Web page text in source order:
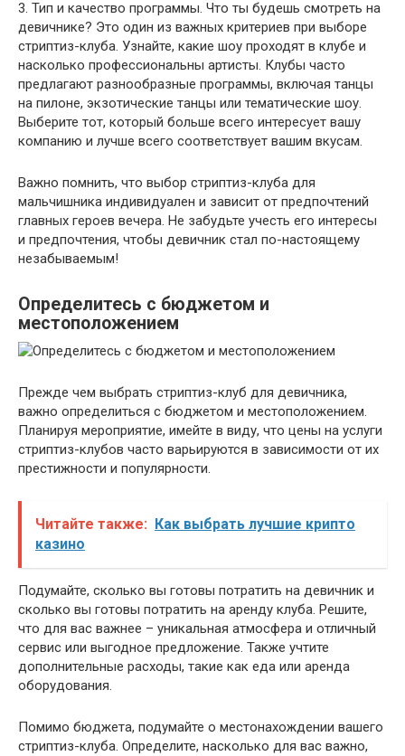
3. Тип и качество программы. Что ты будешь смотреть на
девичнике? Это один из важных критериев при выборе
стриптиз-клуба. Узнайте, какие шоу проходят в клубе и
насколько профессиональны артисты. Клубы часто
предлагают разнообразные программы, включая танцы
на пилоне, экзотические танцы или тематические шоу.
Выберите тот, который больше всего интересует вашу
компанию и лучше всего соответствует вашим вкусам.
Важно помнить, что выбор стриптиз-клуба для
мальчишника индивидуален и зависит от предпочтений
главных героев вечера. Не забудьте учесть его интересы
и предпочтения, чтобы девичник стал по-настоящему
незабываемым!
Определитесь с бюджетом и
местоположением
Прежде чем выбрать стриптиз-клуб для девичника,
важно определиться с бюджетом и местоположением.
Планируя мероприятие, имейте в виду, что цены на услуги
стриптиз-клубов часто варьируются в зависимости от их
престижности и популярности.
Читайте также: Как выбрать лучшие крипто
казино
Подумайте, сколько вы готовы потратить на девичник и
сколько вы готовы потратить на аренду клуба. Решите,
что для вас важнее – уникальная атмосфера и отличный
сервис или выгодное предложение. Также учтите
дополнительные расходы, такие как еда или аренда
оборудования.
Помимо бюджета, подумайте о местонахождении вашего
стриптиз-клуба. Определите, насколько для вас важно,